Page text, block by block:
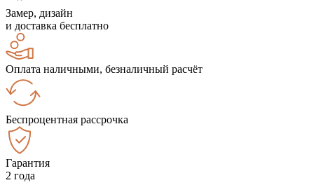
Замер, дизайн
и доставка бесплатно
Оплата наличными, безналичный расчёт
Беспроцентная рассрочка
Гарантия
2 года